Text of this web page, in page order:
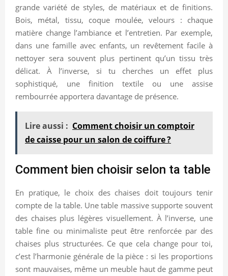
grande variété de styles, de matériaux et de finitions.
Bois, métal, tissu, coque moulée, velours : chaque
matière change l’ambiance et l’entretien. Par exemple,
dans une famille avec enfants, un revêtement facile à
nettoyer sera souvent plus pertinent qu’un tissu très
délicat. À l’inverse, si tu cherches un effet plus
sophistiqué, une finition textile ou une assise
rembourrée apportera davantage de présence.
Lire aussi : Comment choisir un comptoir
de caisse pour un salon de coiffure ?
Comment bien choisir selon ta table
En pratique, le choix des chaises doit toujours tenir
compte de la table. Une table massive supporte souvent
des chaises plus légères visuellement. À l’inverse, une
table fine ou minimaliste peut être renforcée par des
chaises plus structurées. Ce que cela change pour toi,
c’est l’harmonie générale de la pièce : si les proportions
sont mauvaises, même un meuble haut de gamme peut